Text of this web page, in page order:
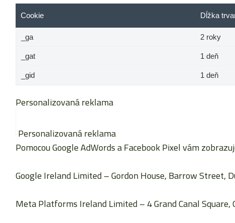
Cookie Dĺžka
_ga 2 roky
_gat 1 deň
_gid 1 deň
Personalizovaná reklama
Personalizovaná reklama
Pomocou Google AdWords a Facebook Pixel vám
Google Ireland Limited– Gordon House, Barrow Street,
Meta Platforms Ireland Limited– 4 Grand Canal